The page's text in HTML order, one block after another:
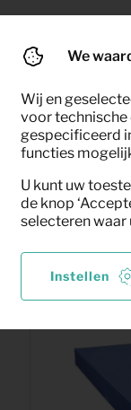
We
Wij en
voor technische
gespecificeerd
functies
U kunt uw
de knop
selecteren
Instellen